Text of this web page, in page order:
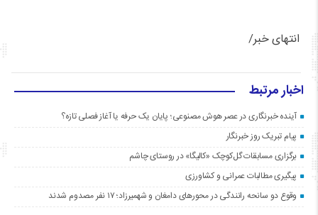
انتهای خبر/
اخبار مرتبط
آینده خبرنگاری در عصر هوش مصنوعی؛ پایان یک حرفه یا آغاز فصلی تازه؟
پیام تبریک روز خبرنگار
برگزاری مسابقات گل‌کوچک «کالیگا» در روستای چاشم
پیگیری مطالبات عمرانی و کشاورزی
وقوع دو سانحه رانندگی در محورهای دامغان و شهمیرزاد؛ ۱۷ نفر مصدوم شدند